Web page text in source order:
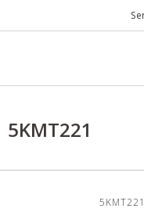
5KMT221